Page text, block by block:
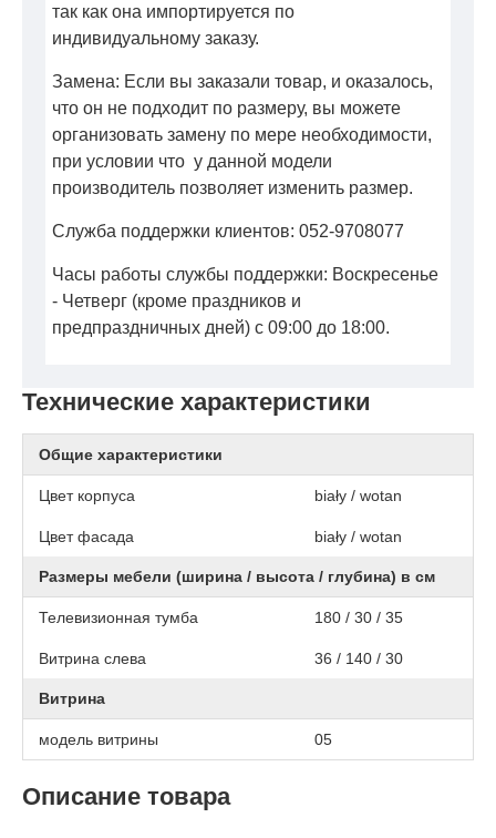
Технические характеристики
Общие характеристики
Цвет корпуса biały / wotan
Цвет фасада biały / wotan
Размеры мебели (ширина / высота / глубина) в см
Телевизионная тумба 180 / 30 / 35
Витрина слева 36 / 140 / 30
Витрина
модель витрины 05
Описание товара
так как она импортируется по
индивидуальному заказу.
Замена: Если вы заказали товар, и оказалось,
что он не подходит по размеру, вы можете
организовать замену по мере необходимости,
при условии что у данной модели
производитель позволяет изменить размер.
Служба поддержки клиентов: 052-9708077
Часы работы службы поддержки: Воскресенье
- Четверг (кроме праздников и
предпраздничных дней) с 09:00 до 18:00.